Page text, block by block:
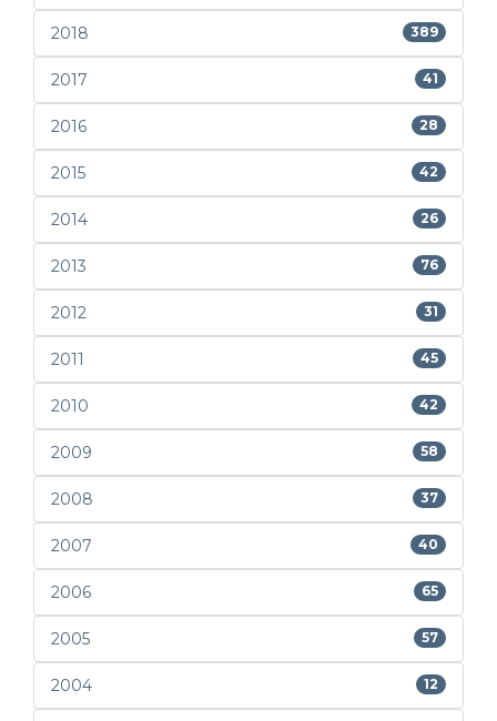
2018 389
2017 41
2016 28
2015 42
2014 26
2013 76
2012 31
2011 45
2010 42
2009 58
2008 37
2007 40
2006 65
2005 57
2004 12